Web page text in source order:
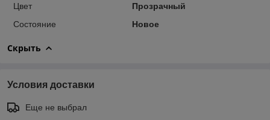
Цвет
Прозрачный
Состояние
Новое
Скрыть
Условия доставки
Еще не выбрал